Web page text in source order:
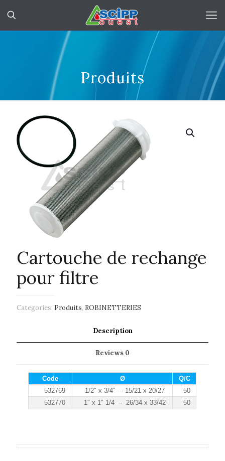
Produits
Cartouche de rechange
pour filtre
Categories: Produits, ROBINETTERIES
Description
Reviews 0
Code Ø
Q/C
532769
1/2″ x 3/4″ – 15/21 x 20/27
50
532770
1″ x 1″ 1/4 – 26/34 x 33/42 50